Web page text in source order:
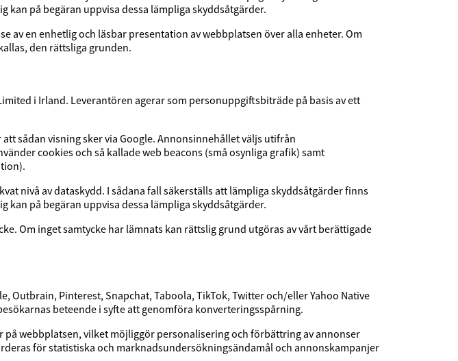
på begäran uppvisa dessa lämpliga skyddsåtgärder.
en enhetlig och läsbar presentation av webbplatsen över alla enheter. Om
den rättsliga grunden.
i Irland. Leverantören agerar som personuppgiftsbiträde på basis av ett
sådan visning sker via Google. Annonsinnehållet väljs utifrån
cookies och så kallade web beacons (små osynliga grafik) samt
nivå av dataskydd. I sådana fall säkerställs att lämpliga skyddsåtgärder finns
på begäran uppvisa dessa lämpliga skyddsåtgärder.
Om inget samtycke har lämnats kan rättslig grund utgöras av vårt berättigade
Outbrain, Pinterest, Snapchat, Taboola, TikTok, Twitter och/eller Yahoo Native
beteende i syfte att genomföra konverteringsspårning.
webbplatsen, vilket möjliggör personalisering och förbättring av annonser
för statistiska och marknadsundersökningsändamål och annonskampanjer